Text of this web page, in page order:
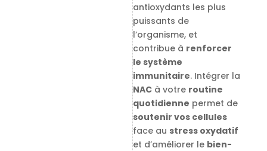
antioxydants les plus
puissants de
l’organisme, et
contribue à renforcer
le système
immunitaire. Intégrer la
NAC à votre routine
quotidienne permet de
soutenir vos cellules
face au stress oxydatif
et d’améliorer le bien-